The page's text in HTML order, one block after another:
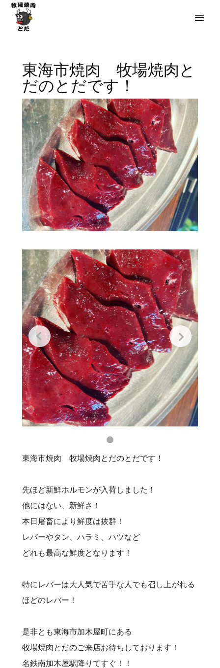
東海市焼肉 牧場焼肉と
だのとだです！
東海市焼肉 牧場焼肉とだのとだです！
先ほど新鮮ホルモンが入荷しました！
他にはない、新鮮さ！
本日屠畜により鮮度は抜群！
レバーやタン、ハラミ、ハツなど
どれも最高な鮮度となります！
特にレバーは大人気で苦手な人でも召し上がれる
ほどのレバー！
是非とも東海市加木屋町にある
牧場焼肉とだのご来店お待ちしております！
名鉄南加木屋駅降りてすぐ！！